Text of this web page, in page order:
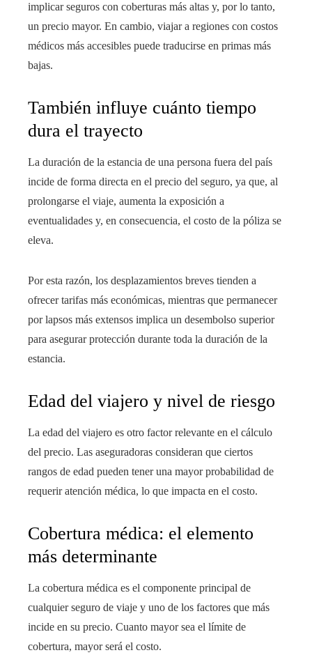
implicar seguros con coberturas más altas y, por lo tanto,
un precio mayor. En cambio, viajar a regiones con costos
médicos más accesibles puede traducirse en primas más
bajas.
También influye cuánto tiempo
dura el trayecto
La duración de la estancia de una persona fuera del país
incide de forma directa en el precio del seguro, ya que, al
prolongarse el viaje, aumenta la exposición a
eventualidades y, en consecuencia, el costo de la póliza se
eleva.
Por esta razón, los desplazamientos breves tienden a
ofrecer tarifas más económicas, mientras que permanecer
por lapsos más extensos implica un desembolso superior
para asegurar protección durante toda la duración de la
estancia.
Edad del viajero y nivel de riesgo
La edad del viajero es otro factor relevante en el cálculo
del precio. Las aseguradoras consideran que ciertos
rangos de edad pueden tener una mayor probabilidad de
requerir atención médica, lo que impacta en el costo.
Cobertura médica: el elemento
más determinante
La cobertura médica es el componente principal de
cualquier seguro de viaje y uno de los factores que más
incide en su precio. Cuanto mayor sea el límite de
cobertura, mayor será el costo.